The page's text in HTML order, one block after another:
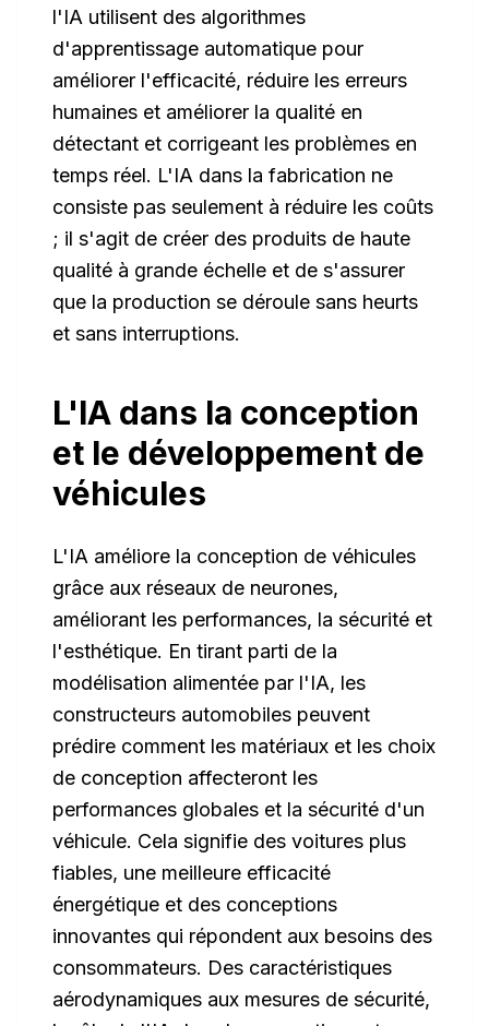
l'IA utilisent des algorithmes
d'apprentissage automatique pour
améliorer l'efficacité, réduire les erreurs
humaines et améliorer la qualité en
détectant et corrigeant les problèmes en
temps réel. L'IA dans la fabrication ne
consiste pas seulement à réduire les coûts
; il s'agit de créer des produits de haute
qualité à grande échelle et de s'assurer
que la production se déroule sans heurts
et sans interruptions.
L'IA dans la conception
et le développement de
véhicules
L'IA améliore la conception de véhicules
grâce aux réseaux de neurones,
améliorant les performances, la sécurité et
l'esthétique. En tirant parti de la
modélisation alimentée par l'IA, les
constructeurs automobiles peuvent
prédire comment les matériaux et les choix
de conception affecteront les
performances globales et la sécurité d'un
véhicule. Cela signifie des voitures plus
fiables, une meilleure efficacité
énergétique et des conceptions
innovantes qui répondent aux besoins des
consommateurs. Des caractéristiques
aérodynamiques aux mesures de sécurité,